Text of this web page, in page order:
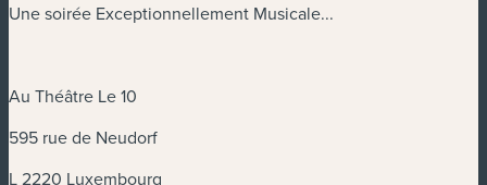
Une soirée Exceptionnellement Musicale...
Au Théâtre Le 10
595 rue de Neudorf
L 2220 Luxembourg